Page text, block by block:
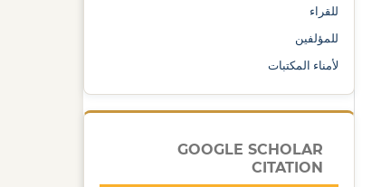
للقراء
للمؤلفين
لأمناء المكتبات
GOOGLE SCHOLAR
CITATION